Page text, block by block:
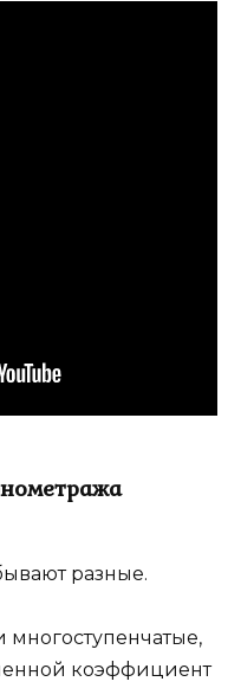
разные.
коэффициент